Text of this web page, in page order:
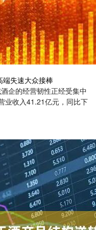
端失速大众接棒
企的经营韧性正经受集中
业收入41.21亿元，同比下